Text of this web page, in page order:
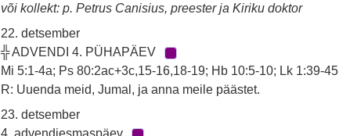
või kollekt: p. Petrus Canisius, preester ja Kiriku doktor
22. detsember
╬ ADVENDI 4. PÜHAPÄEV
Mi 5:1-4a; Ps 80:2ac+3c,15-16,18-19; Hb 10:5-10; Lk 1:39-45
R: Uuenda meid, Jumal, ja anna meile päästet.
23. detsember
4. advendiesmaspäev